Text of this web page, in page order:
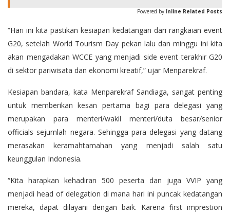
Powered by Inline Related Posts
“Hari ini kita pastikan kesiapan kedatangan dari rangkaian event
G20, setelah World Tourism Day pekan lalu dan minggu ini kita
akan mengadakan WCCE yang menjadi side event terakhir G20
di sektor pariwisata dan ekonomi kreatif,” ujar Menparekraf.
Kesiapan bandara, kata Menparekraf Sandiaga, sangat penting
untuk memberikan kesan pertama bagi para delegasi yang
merupakan para menteri/wakil menteri/duta besar/senior
officials sejumlah negara. Sehingga para delegasi yang datang
merasakan keramahtamahan yang menjadi salah satu
keunggulan Indonesia.
“Kita harapkan kehadiran 500 peserta dan juga VVIP yang
menjadi head of delegation di mana hari ini puncak kedatangan
mereka, dapat dilayani dengan baik. Karena first imprestion